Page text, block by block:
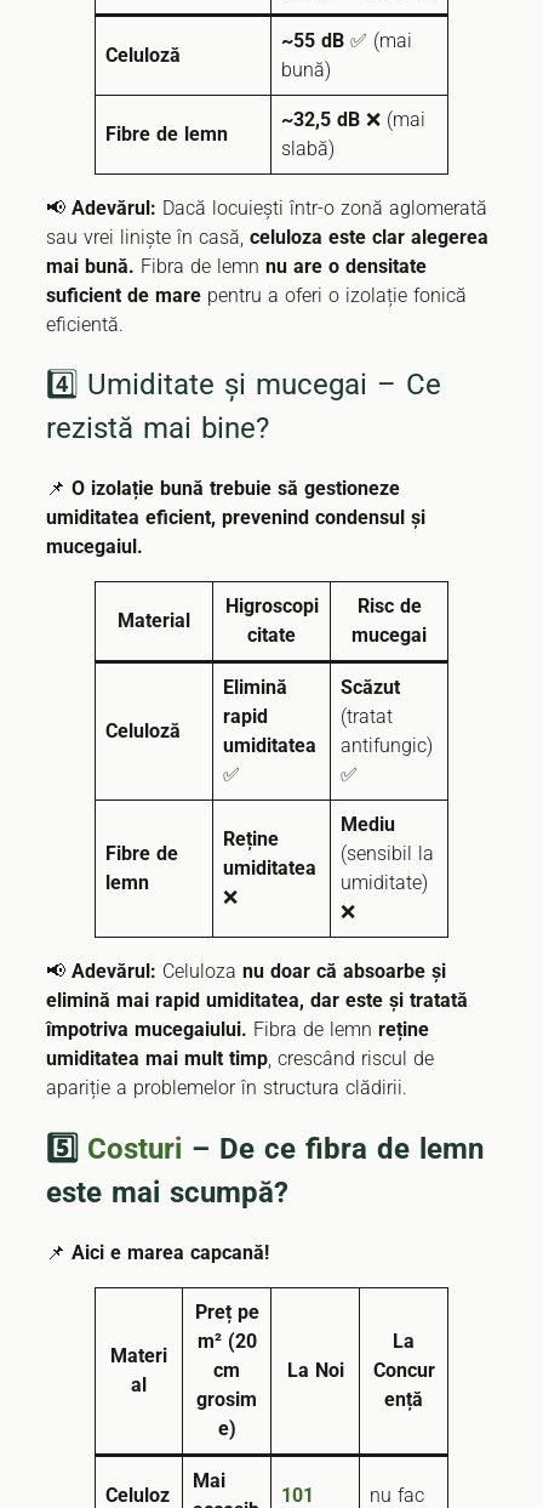
Celuloză
~55 dB ✅ (mai
bună)
Fibre de lemn
~32,5 dB ❌ (mai
slabă)
📢 Adevărul: Dacă locuiești într-o zonă aglomerată
sau vrei liniște în casă, celuloza este clar alegerea
mai bună. Fibra de lemn nu are o densitate
suficient de mare pentru a oferi o izolație fonică
eficientă.
4️⃣ Umiditate și mucegai – Ce
rezistă mai bine?
📌 O izolație bună trebuie să gestioneze
umiditatea eficient, prevenind condensul și
mucegaiul.
Material
Higroscopi
citate
Risc de
mucegai
Celuloză
Elimină
rapid
umiditatea
✅
Scăzut
(tratat
antifungic)
✅
Fibre de
lemn
Reține
umiditatea
❌
Mediu
(sensibil la
umiditate)
❌
📢 Adevărul: Celuloza nu doar că absoarbe și
elimină mai rapid umiditatea, dar este și tratată
împotriva mucegaiului. Fibra de lemn reține
umiditatea mai mult timp, crescând riscul de
apariție a problemelor în structura clădirii.
5️⃣ Costuri – De ce fibra de lemn
este mai scumpă?
📌 Aici e marea capcană!
Materi
al
Preț pe
m² (20
cm
grosim
e)
La Noi
La
Concur
ență
Celuloz
Mai
101 nu fac